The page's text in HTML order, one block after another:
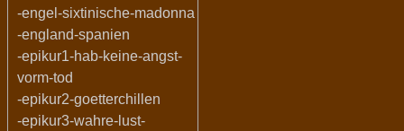
-engel-sixtinische-madonna
-england-spanien
-epikur1-hab-keine-angst-
vorm-tod
-epikur2-goetterchillen
-epikur3-wahre-lust-